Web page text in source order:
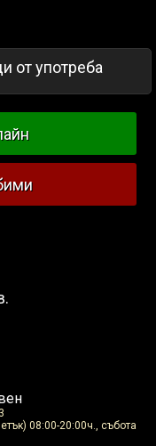
от употреба
08:00-20:00ч., събота